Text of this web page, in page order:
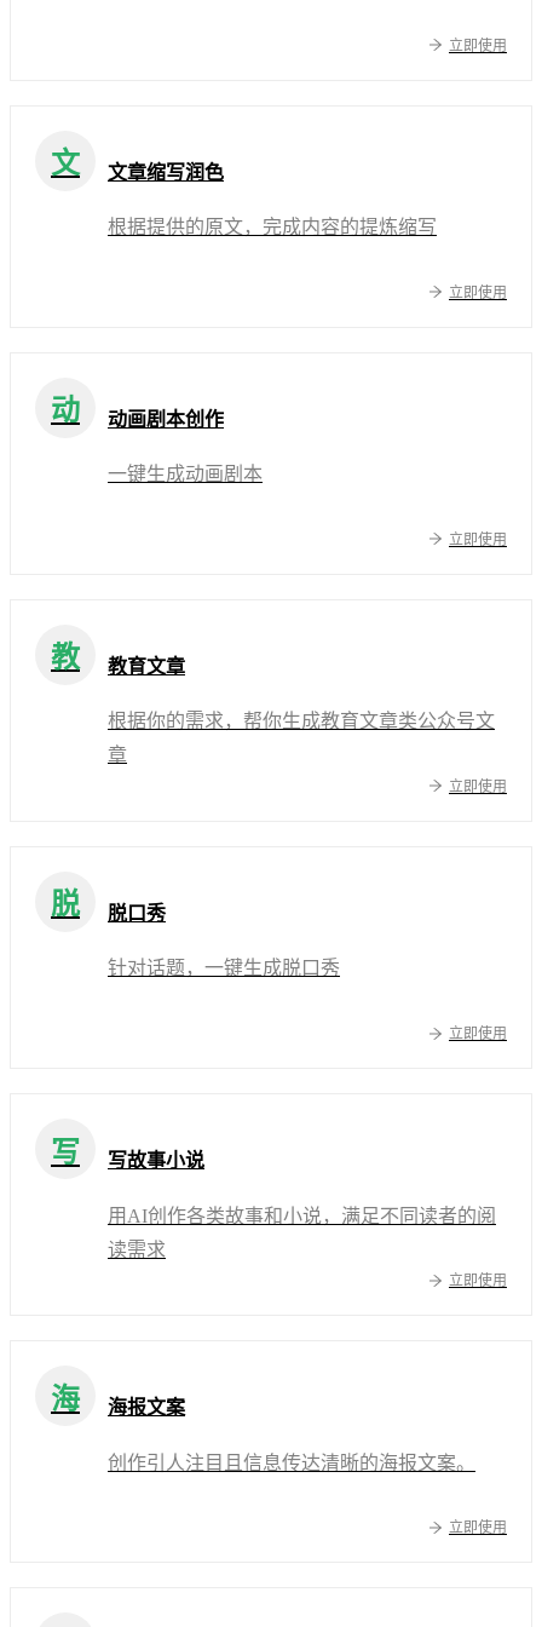
立即使用
文 文章缩写润色
根据提供的原文，完成内容的提炼缩写
立即使用
动 动画剧本创作
一键生成动画剧本
立即使用
教 教育文章
根据你的需求，帮你生成教育文章类公众号文
章
立即使用
脱 脱口秀
针对话题，一键生成脱口秀
立即使用
写 写故事小说
用AI创作各类故事和小说，满足不同读者的阅
读需求
立即使用
海 海报文案
创作引人注目且信息传达清晰的海报文案。
立即使用